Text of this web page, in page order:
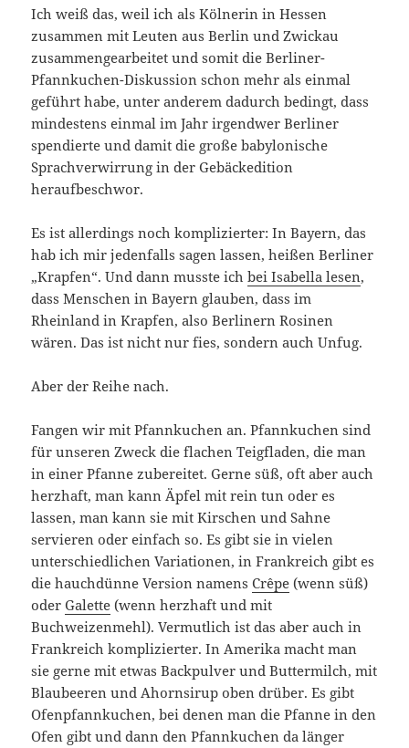
Ich weiß das, weil ich als Kölnerin in Hessen
zusammen mit Leuten aus Berlin und Zwickau
zusammengearbeitet und somit die Berliner-
Pfannkuchen-Diskussion schon mehr als einmal
geführt habe, unter anderem dadurch bedingt, dass
mindestens einmal im Jahr irgendwer Berliner
spendierte und damit die große babylonische
Sprachverwirrung in der Gebäckedition
heraufbeschwor.
Es ist allerdings noch komplizierter: In Bayern, das
hab ich mir jedenfalls sagen lassen, heißen Berliner
„Krapfen“. Und dann musste ichbei Isabella lesen,
dass Menschen in Bayern glauben, dass im
Rheinland in Krapfen, also Berlinern Rosinen
wären. Das ist nicht nur fies, sondern auch Unfug.
Aber der Reihe nach.
Fangen wir mit Pfannkuchen an. Pfannkuchen sind
für unseren Zweck die flachen Teigfladen, die man
in einer Pfanne zubereitet. Gerne süß, oft aber auch
herzhaft, man kann Äpfel mit rein tun oder es
lassen, man kann sie mit Kirschen und Sahne
servieren oder einfach so. Es gibt sie in vielen
unterschiedlichen Variationen, in Frankreich gibt es
die hauchdünne Version namensCrêpe (wenn süß)
oderGalette (wenn herzhaft und mit
Buchweizenmehl). Vermutlich ist das aber auch in
Frankreich komplizierter. In Amerika macht man
sie gerne mit etwas Backpulver und Buttermilch, mit
Blaubeeren und Ahornsirup oben drüber. Es gibt
Ofenpfannkuchen, bei denen man die Pfanne in den
Ofen gibt und dann den Pfannkuchen da länger